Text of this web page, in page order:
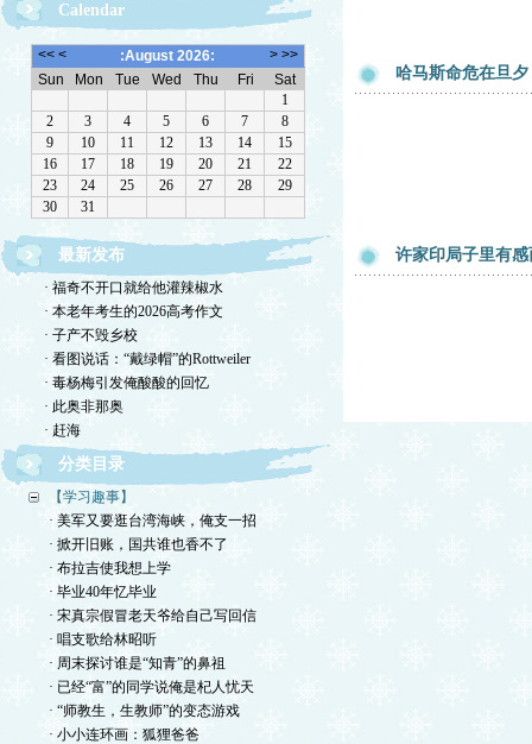
Calendar
最新发布
· 福奇不开口就给他灌辣椒水
· 本老年考生的2026高考作文
· 子产不毁乡校
· 看图说话：“戴绿帽”的Rottweiler
· 毒杨梅引发俺酸酸的回忆
· 此奥非那奥
· 赶海
分类目录
【学习趣事】
· 美军又要逛台湾海峡，俺支一招
· 掀开旧账，国共谁也香不了
· 布拉吉使我想上学
· 毕业40年忆毕业
· 宋真宗假冒老天爷给自己写回信
· 唱支歌给林昭听
· 周末探讨谁是“知青”的鼻祖
· 已经“富”的同学说俺是杞人忧天
· “师教生，生教师”的变态游戏
· 小小连环画：狐狸爸爸
哈马斯命危在旦夕
许家印局子里有感